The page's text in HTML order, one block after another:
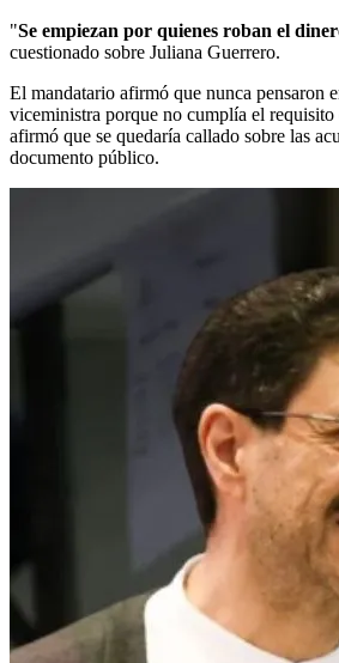
"Se empiezan por quienes roban el
cuestionado sobre Juliana Guerrero.
El mandatario afirmó que nunca pensaron
viceministra porque no cumplía el requisito
afirmó que se quedaría callado sobre las
documento público.